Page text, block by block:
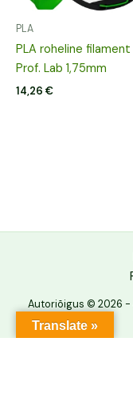
PLA
PLA roheline filament
Prof. Lab 1,75mm
14,26 €
Autoriõigus © 2026 -
Translate »